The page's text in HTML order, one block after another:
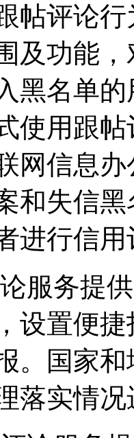
帖评论
及功能
黑名单
使用跟
网信息
和失信
进行信用
服务提
设置便
。国家
落实情